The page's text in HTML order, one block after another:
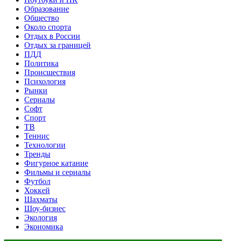
Образование
Общество
Около спорта
Отдых в России
Отдых за границей
ПДД
Политика
Происшествия
Психология
Рынки
Сериалы
Софт
Спорт
ТВ
Теннис
Технологии
Тренды
Фигурное катание
Фильмы и сериалы
Футбол
Хоккей
Шахматы
Шоу-бизнес
Экология
Экономика